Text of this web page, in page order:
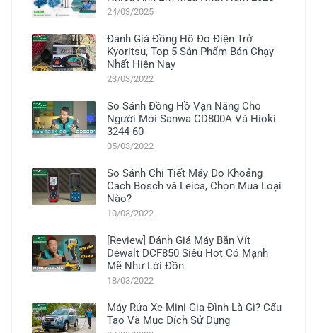
24/03/2025
Đánh Giá Đồng Hồ Đo Điện Trở
Kyoritsu, Top 5 Sản Phẩm Bán Chạy
Nhất Hiện Nay
23/03/2022
So Sánh Đồng Hồ Vạn Năng Cho
Người Mới Sanwa CD800A Và Hioki
3244-60
05/03/2022
So Sánh Chi Tiết Máy Đo Khoảng
Cách Bosch và Leica, Chọn Mua Loại
Nào?
10/03/2022
[Review] Đánh Giá Máy Bắn Vít
Dewalt DCF850 Siêu Hot Có Mạnh
Mẽ Như Lời Đồn
18/03/2022
Máy Rửa Xe Mini Gia Đình Là Gì? Cấu
Tạo Và Mục Đích Sử Dụng